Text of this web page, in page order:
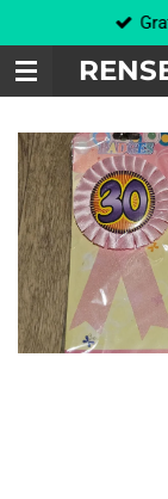
direct
naar
de
hoofdinhoud